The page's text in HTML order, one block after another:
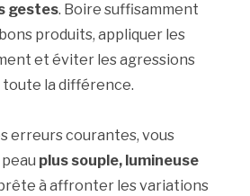
gestes. Boire suffisamment
produits, appliquer les
et éviter les agressions
la différence.
erreurs courantes, vous
plus souple, lumineuse
à affronter les variations